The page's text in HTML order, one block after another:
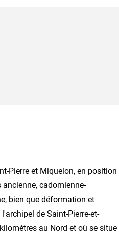
Pierre et Miquelon, en position
cadomienne-
bien que déformation et
de Saint-Pierre-et-
au Nord et où se situe